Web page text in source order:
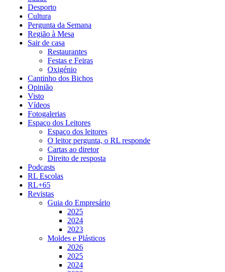
Desporto
Cultura
Pergunta da Semana
Região à Mesa
Sair de casa
Restaurantes
Festas e Feiras
Oxigénio
Cantinho dos Bichos
Opinião
Visto
Vídeos
Fotogalerias
Espaço dos Leitores
Espaço dos leitores
O leitor pergunta, o RL responde
Cartas ao diretor
Direito de resposta
Podcasts
RL Escolas
RL+65
Revistas
Guia do Empresário
2025
2024
2023
Moldes e Plásticos
2026
2025
2024